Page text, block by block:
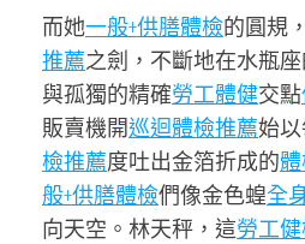
而她一般+供膳體檢的圓規
推薦之劍，不斷地在水瓶
與孤獨的精確勞工體健交點
販賣機開巡迴體檢推薦始
檢推薦度吐出金箔折成的
般+供膳體檢們像金色蝗全
向天空。林天秤，這勞工